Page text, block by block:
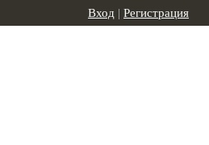
Вход | Регистрация